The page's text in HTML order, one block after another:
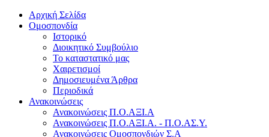
Αρχική Σελίδα
Ομοσπονδία
Ιστορικό
Διοικητικό Συμβούλιο
Το καταστατικό μας
Χαιρετισμοί
Δημοσιευμένα Άρθρα
Περιοδικά
Ανακοινώσεις
Ανακοινώσεις Π.Ο.ΑΞΙ.Α
Ανακοινώσεις Π.Ο.ΑΞΙ.Α. - Π.Ο.ΑΣ.Υ.
Ανακοινώσεις Ομοσπονδιών Σ.Α